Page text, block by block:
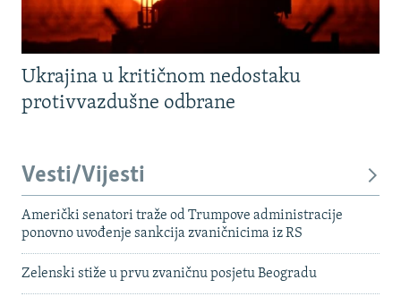
Ukrajina u kritičnom nedostaku
protivvazdušne odbrane
Vesti/Vijesti
Američki senatori traže od Trumpove administracije
ponovno uvođenje sankcija zvaničnicima iz RS
Zelenski stiže u prvu zvaničnu posjetu Beogradu